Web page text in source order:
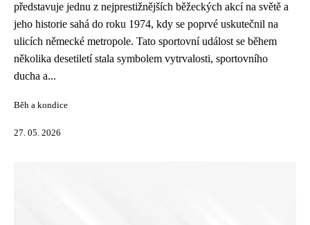
představuje jednu z nejprestižnějších běžeckých akcí na světě a
jeho historie sahá do roku 1974, kdy se poprvé uskutečnil na
ulicích německé metropole. Tato sportovní událost se během
několika desetiletí stala symbolem vytrvalosti, sportovního
ducha a...
Běh a kondice
27. 05. 2026